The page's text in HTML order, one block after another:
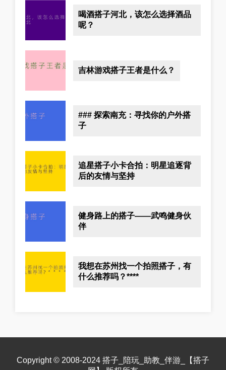
喝酒搭子河北，该怎么选择酒品
呢？
吉林游戏搭子王者是什么？
### 探索南充：寻找你的户外搭
子
追星搭子小卡合拍：明星追逐背
后的友情与坚持
健身路上的搭子——武鸣健身伙
伴
我想在苏州找一个拍照搭子，有
什么推荐吗？****
Copyright © 2008-2024 搭子_陪玩_助教_伴游_【搭子